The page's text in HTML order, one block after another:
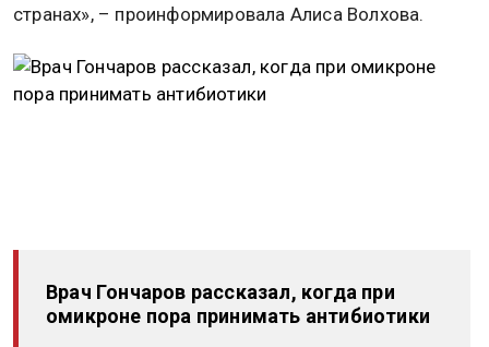
странах», – проинформировала Алиса Волхова.
Врач Гончаров рассказал, когда при
омикроне пора принимать антибиотики